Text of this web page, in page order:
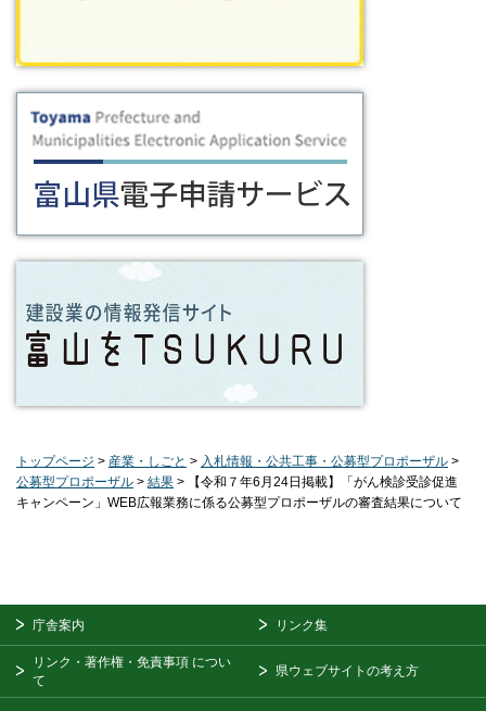
トップページ > 産業・しごと > 入札情報・公共工事・公募型プロポーザル >
公募型プロポーザル > 結果 > 【令和７年6月24日掲載】「がん検診受診促進
キャンペーン」WEB広報業務に係る公募型プロポーザルの審査結果について
庁舎案内 リンク集
リンク・著作権・免責事項 につい
て
県ウェブサイトの考え方